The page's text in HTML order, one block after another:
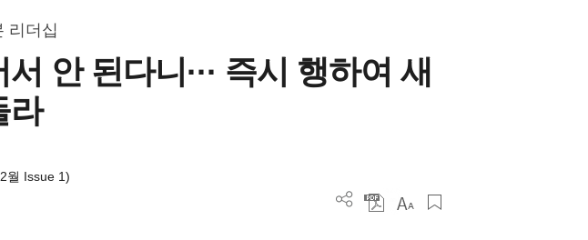
리더십
안 된다니··· 즉시 행하여 새
라
월 Issue 1)